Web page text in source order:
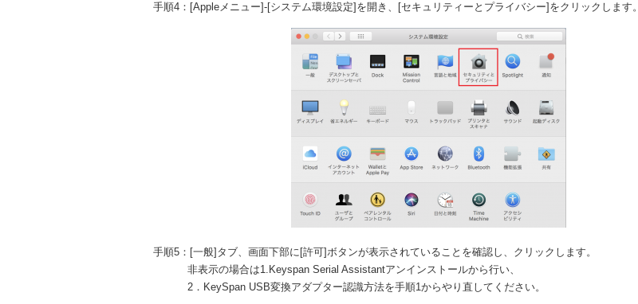
手順4：[Appleメニュー]-[システム環境設定]を開き、[セキュリティーとプライバシー]をクリックします。
手順5：[一般]タブ、画面下部に[許可]ボタンが表示されていることを確認し、クリックします。
非表示の場合は1.Keyspan Serial Assistantアンインストールから行い、
2．KeySpan USB変換アダプター認識方法を手順1からやり直してください。